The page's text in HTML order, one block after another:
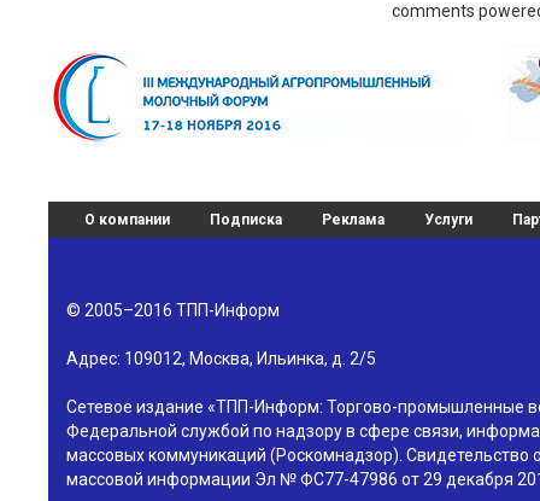
comments
О компании Подписка Реклама Услуги
© 2005–2016 ТПП-Информ
Адрес: 109012, Москва, Ильинка, д. 2/5
Сетевое издание «ТПП-Информ: Торгово-промышленные
Федеральной службой по надзору в сфере связи,
массовых коммуникаций (Роскомнадзор). Свидетельство
массовой информации Эл № ФС77-47986 от 29 декабря